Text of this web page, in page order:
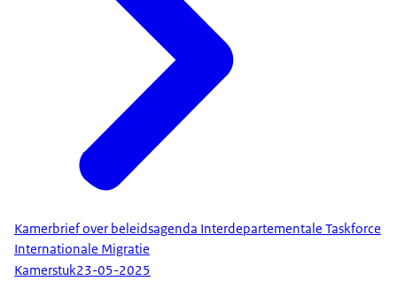
Kamerbrief over beleidsagenda Interdepartementale Taskforce
Internationale Migratie
Kamerstuk23-05-2025